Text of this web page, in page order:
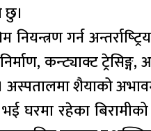
छु।
गर्न
निर्माण, कन्ट्याक्ट
शैयाको
घरमा रहेका